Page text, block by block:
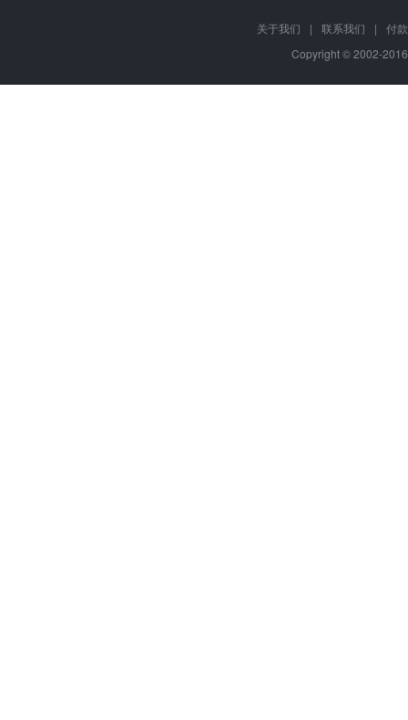
关于我们 | 联系我们 |
付
Copyright © 2002-